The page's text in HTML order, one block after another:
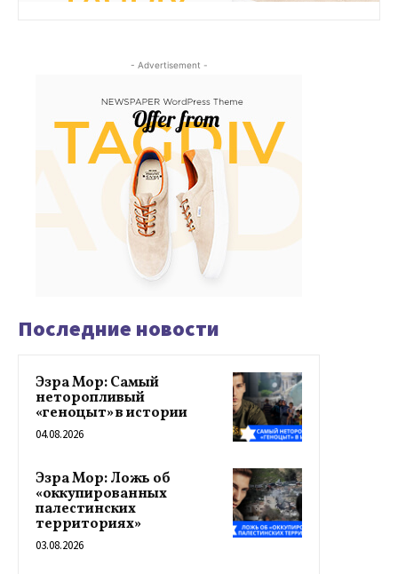
- Advertisement -
Последние новости
Эзра Мор: Самый
неторопливый
«геноцыт» в истории
04.08.2026
Эзра Мор: Ложь об
«оккупированных
палестинских
территориях»
03.08.2026